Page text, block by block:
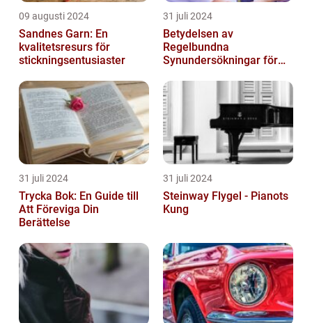
09 augusti 2024
Sandnes Garn: En
kvalitetsresurs för
stickningsentusiaster
31 juli 2024
Betydelsen av
Regelbundna
Synundersökningar för
31 juli 2024
Trycka Bok: En Guide till
Att Föreviga Din
Berättelse
31 juli 2024
Steinway Flygel - Pianots
Kung